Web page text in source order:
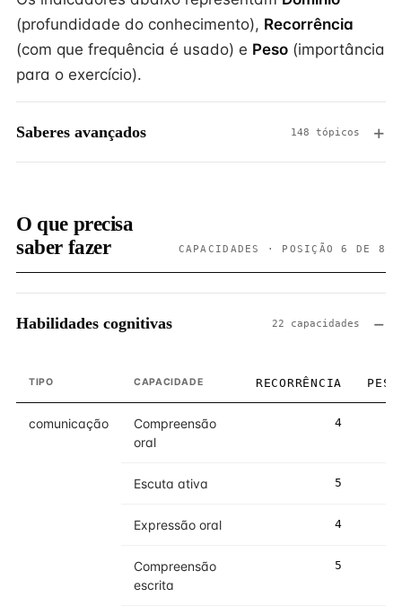
(profundidade do conhecimento), Recorrência
(com que frequência é usado) e Peso (importância
para o exercício).
Saberes avançados 148 tópicos
O que precisa
saber fazer
CAPACIDADES · POSIÇÃO 6 DE 8
Habilidades cognitivas 22 capacidades
TIPO CAPACIDADE RECORRÊNCIA PESO
comunicação
Compreensão
oral
4
Escuta ativa 5
Expressão oral 4
Compreensão
escrita
5